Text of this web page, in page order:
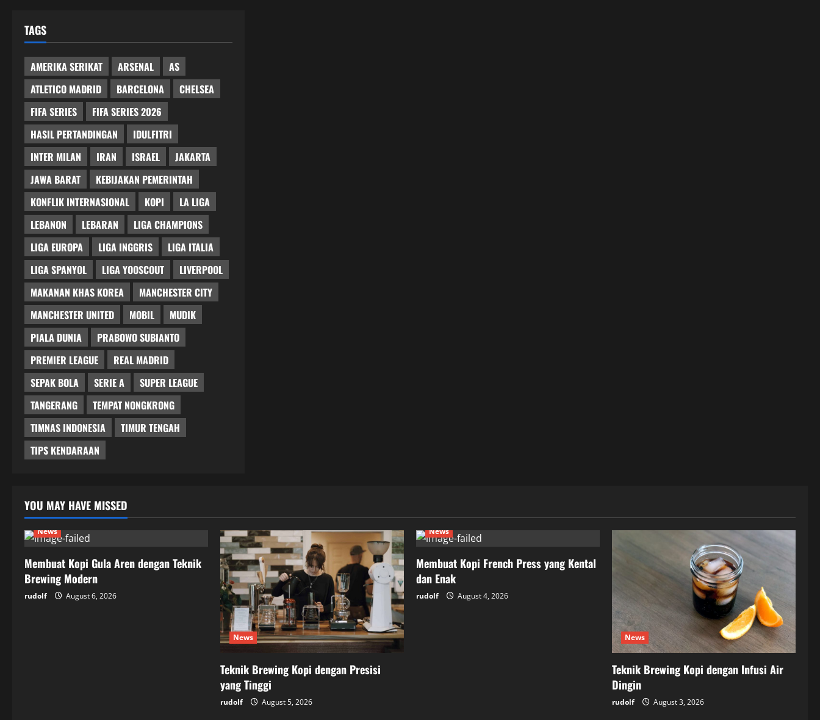
TAGS
AMERIKA SERIKAT ARSENAL
AS
ATLETICO MADRID
BARCELONA
CHELSEA
FIFA SERIES
FIFA SERIES 2026
HASIL PERTANDINGAN
IDULFITRI
INTER MILAN
IRAN ISRAEL
JAKARTA
JAWA BARAT
KEBIJAKAN PEMERINTAH
KONFLIK INTERNASIONAL
KOPI
LA LIGA
LEBANON
LEBARAN
LIGA CHAMPIONS
LIGA EUROPA
LIGA INGGRIS
LIGA ITALIA
LIGA SPANYOL
LIGA YOOSCOUT
LIVERPOOL
MAKANAN KHAS KOREA
MANCHESTER CITY
MANCHESTER UNITED
MOBIL
MUDIK
PIALA DUNIA
PRABOWO SUBIANTO
PREMIER LEAGUE
REAL MADRID
SEPAK BOLA
SERIE A
SUPER LEAGUE
TANGERANG
TEMPAT NONGKRONG
TIMNAS INDONESIA
TIMUR TENGAH
TIPS KENDARAAN
YOU MAY HAVE MISSED
News
Membuat Kopi Gula Aren dengan Teknik
Brewing Modern
rudolf August 6, 2026
News
Teknik Brewing Kopi dengan Presisi
yang Tinggi
rudolf August 5, 2026
News
Membuat Kopi French Press yang Kental
dan Enak
rudolf August 4, 2026
News
Teknik Brewing Kopi dengan Infusi Air
Dingin
rudolf August 3, 2026